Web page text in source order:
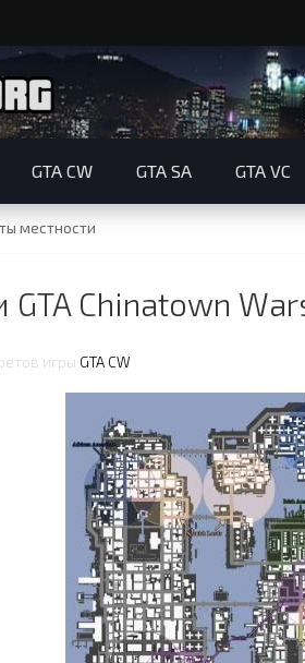
GTA CW GTA SA GTA VC
местности
GTA Chinatown
игры GTA CW